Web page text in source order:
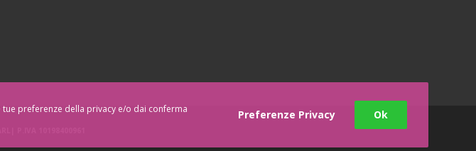
preferenze della privacy e/o dai conferma
Preferenze Privacy Ok